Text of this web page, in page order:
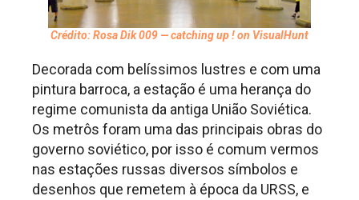
Crédito: Rosa Dik 009 — catching up ! on VisualHunt
Decorada com belíssimos lustres e com uma
pintura barroca, a estação é uma herança do
regime comunista da antiga União Soviética.
Os metrôs foram uma das principais obras do
governo soviético, por isso é comum vermos
nas estações russas diversos símbolos e
desenhos que remetem à época da URSS, e